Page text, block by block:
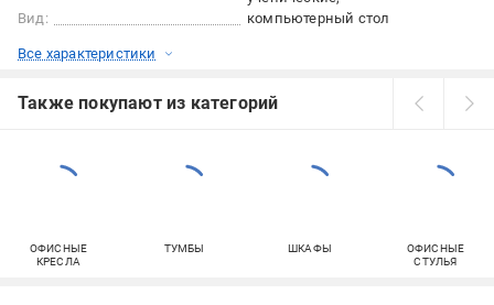
Вид:
компьютерный стол
Все характеристики
Также покупают из категорий
ОФИСНЫЕ
КРЕСЛА
ТУМБЫ ШКАФЫ
ОФИСНЫЕ
СТУЛЬЯ